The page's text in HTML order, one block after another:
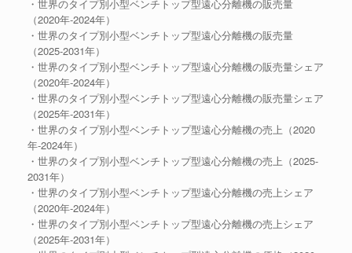
・世界のタイプ別小型ベンチトップ型遠心分離機の販売量
（2020年-2024年）
・世界のタイプ別小型ベンチトップ型遠心分離機の販売量
（2025-2031年）
・世界のタイプ別小型ベンチトップ型遠心分離機の販売量シェア
（2020年-2024年）
・世界のタイプ別小型ベンチトップ型遠心分離機の販売量シェア
（2025年-2031年）
・世界のタイプ別小型ベンチトップ型遠心分離機の売上（2020
年-2024年）
・世界のタイプ別小型ベンチトップ型遠心分離機の売上（2025-
2031年）
・世界のタイプ別小型ベンチトップ型遠心分離機の売上シェア
（2020年-2024年）
・世界のタイプ別小型ベンチトップ型遠心分離機の売上シェア
（2025年-2031年）